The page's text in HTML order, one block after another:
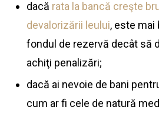
dacă rata la bancă creşte
devalorizării leului, este mai
fondul de rezervă decât să
achiţi penalizări;
dacă ai nevoie de bani
cum ar fi cele de natură